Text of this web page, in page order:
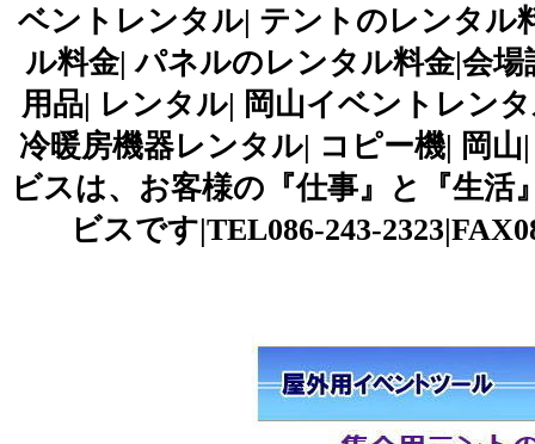
ベントレンタル| テントのレンタル
ル料金| パネルのレンタル料金|会
用品| レンタル| 岡山イベントレン
冷暖房機器レンタル| コピー機| 岡
ビスは、お客様の『仕事』と『生
ビスです|TEL086-243-